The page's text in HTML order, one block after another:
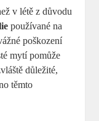
v létě z důvodu
používané na
poškození
mytí pomůže
důležité,
těmto